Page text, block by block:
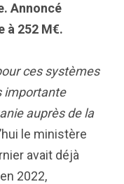
Annoncé
à 252 M€.
ces systèmes
importante
auprès de la
le ministère
avait déjà
en 2022,